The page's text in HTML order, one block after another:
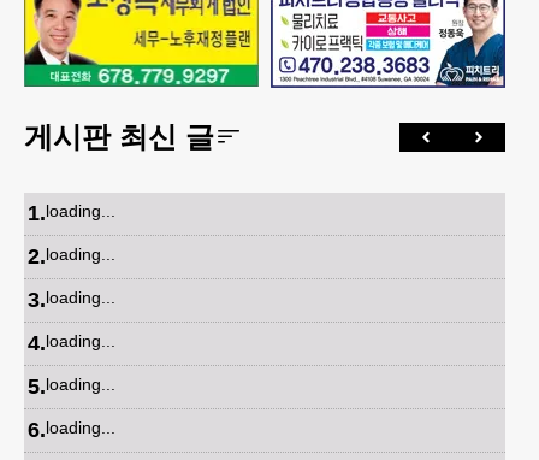
게시판 최신 글
1.loading...
2.loading...
3.loading...
4.loading...
5.loading...
6.loading...